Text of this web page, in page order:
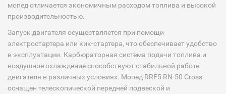
мопед отличается экономичным расходом топлива и высокой
производительностью.⠀
Запуск двигателя осуществляется при помощи
электростартера или кик-стартера, что обеспечивает удобство
в эксплуатации. Карбюраторная система подачи топлива и
воздушное охлаждение способствуют стабильной работе
двигателя в различных условиях. Мопед RRF5 RN-50 Cross
оснащен телескопической передней подвеской и